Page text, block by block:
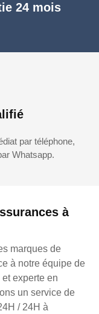
à
marques de
à notre équipe de
experte en
un service de
/ 24H à
24 mois
par téléphone,
Whatsapp.